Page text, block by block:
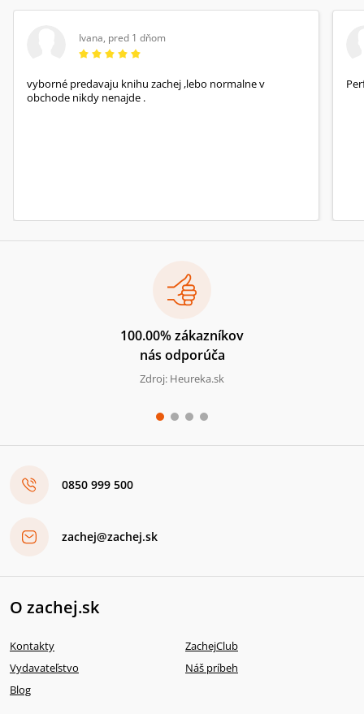
Ivana, pred 1 dňom
vyborné predavaju knihu zachej ,lebo normalne v
obchode nikdy nenajde .
100.00% zákazníkov
nás odporúča
Zdroj: Heureka.sk
0850 999 500
zachej@zachej.sk
O zachej.sk
Kontakty
ZachejClub
Vydavateľstvo
Náš príbeh
Blog